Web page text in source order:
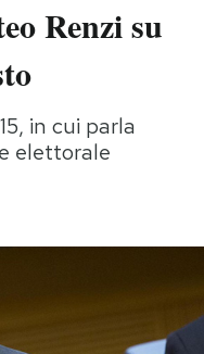
Idee
Boomer!
Renzi su
in cui parla
elettorale